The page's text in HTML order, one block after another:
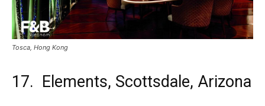
Tosca, Hong Kong
17. Elements, Scottsdale, Arizona